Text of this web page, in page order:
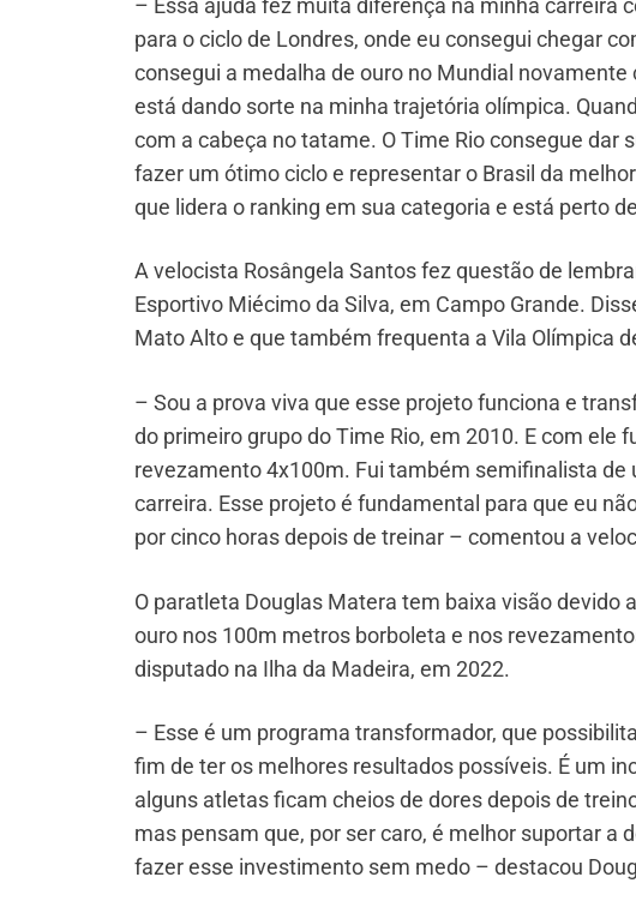
– Essa ajuda fez muita diferença na minha carreira
para o ciclo de Londres, onde eu consegui chegar
consegui a medalha de ouro no Mundial
está dando sorte na minha trajetória olímpica.
com a cabeça no tatame. O Time Rio consegue dar
fazer um ótimo ciclo e representar o Brasil da
que lidera o ranking em sua categoria e está perto
A velocista Rosângela Santos fez questão de
Esportivo Miécimo da Silva, em Campo Grande.
Mato Alto e que também frequenta a Vila Olímpica
– Sou a prova viva que esse projeto funciona e
do primeiro grupo do Time Rio, em 2010. E com ele
revezamento 4x100m. Fui também semifinalista
carreira. Esse projeto é fundamental para que eu
por cinco horas depois de treinar – comentou a
O paratleta Douglas Matera tem baixa visão devido
ouro nos 100m metros borboleta e nos
disputado na Ilha da Madeira, em 2022.
– Esse é um programa transformador, que
fim de ter os melhores resultados possíveis. É um
alguns atletas ficam cheios de dores depois de
mas pensam que, por ser caro, é melhor suportar a
fazer esse investimento sem medo – destacou